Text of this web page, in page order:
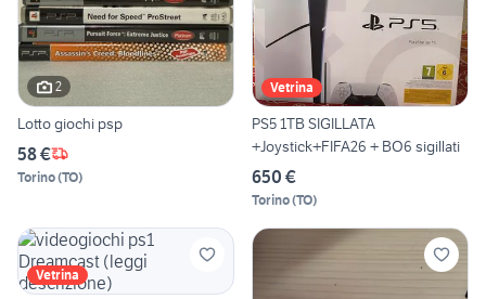
2
Lotto giochi psp
58 €
Torino(TO)
Vetrina
PS5 1TB SIGILLATA
+Joystick+FIFA26 + BO6 sigillati
650 €
Torino(TO)
Vetrina